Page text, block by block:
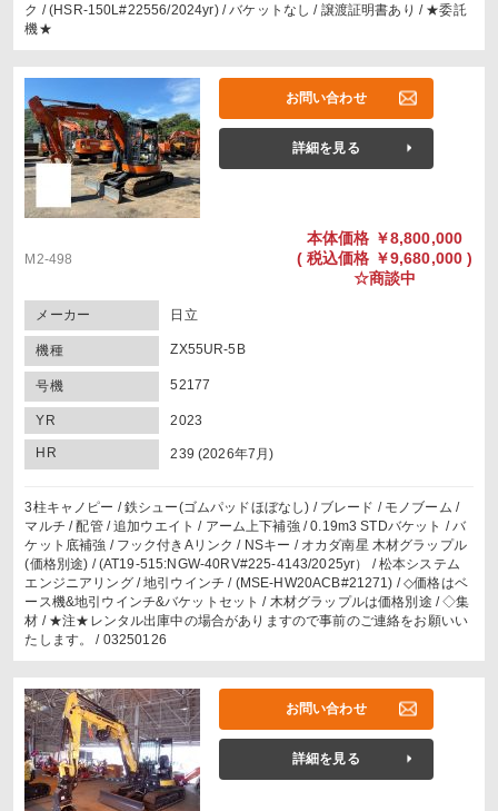
ク / (HSR-150L#22556/2024yr) / バケットなし / 譲渡証明書あり / ★委託
機★
お問い合わせ
詳細を見る
M2-498
本体価格 ￥8,800,000
( 税込価格 ￥9,680,000 )
☆商談中
メーカー 日立
機種 ZX55UR-5B
号機 52177
YR 2023
HR 239 (2026年7月)
3柱キャノピー / 鉄シュー(ゴムパッドほぼなし) / ブレード / モノブーム /
マルチ / 配管 / 追加ウエイト / アーム上下補強 / 0.19m3 STDバケット / バ
ケット底補強 / フック付きAリンク / NSキー / オカダ南星 木材グラップル
(価格別途) / (AT19-515:NGW-40RV#225-4143/2025yr） / 松本システム
エンジニアリング / 地引ウインチ / (MSE-HW20ACB#21271) / ◇価格はベ
ース機&地引ウインチ&バケットセット / 木材グラップルは価格別途 / ◇集
材 / ★注★レンタル出庫中の場合がありますので事前のご連絡をお願いい
たします。 / 03250126
お問い合わせ
詳細を見る